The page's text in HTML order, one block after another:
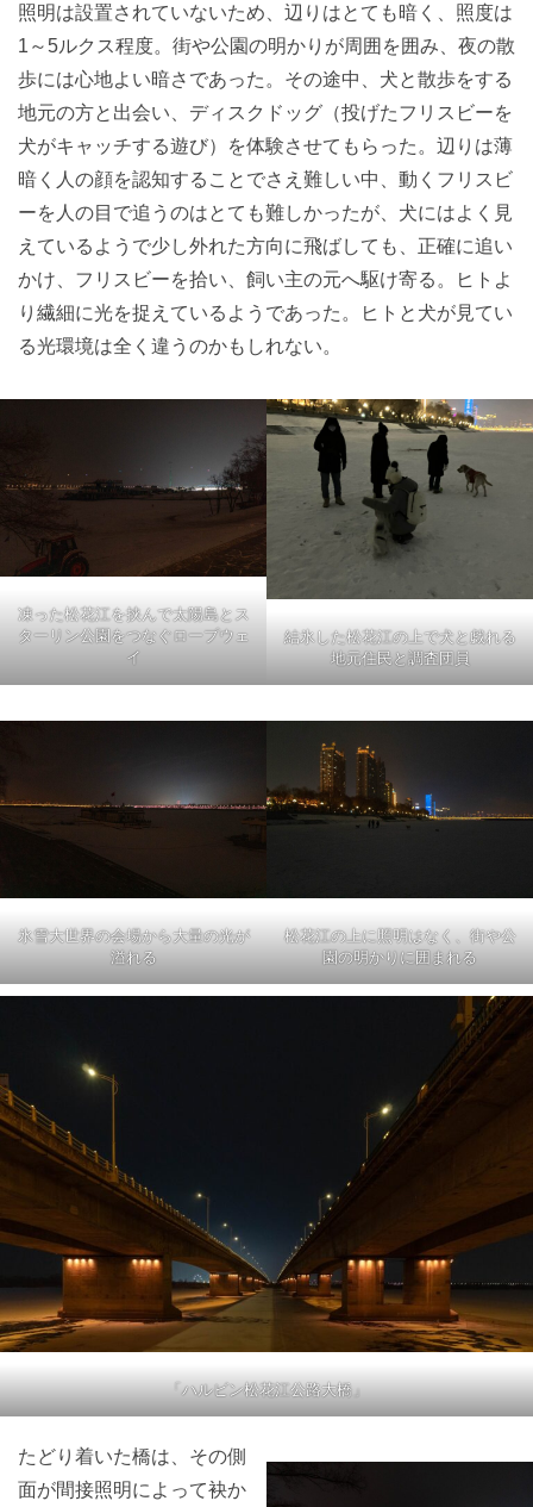
照明は設置されていないため、辺りはとても暗く、照度は
1～5ルクス程度。街や公園の明かりが周囲を囲み、夜の散
歩には心地よい暗さであった。その途中、犬と散歩をする
地元の方と出会い、ディスクドッグ（投げたフリスビーを
犬がキャッチする遊び）を体験させてもらった。辺りは薄
暗く人の顔を認知することでさえ難しい中、動くフリスビ
ーを人の目で追うのはとても難しかったが、犬にはよく見
えているようで少し外れた方向に飛ばしても、正確に追い
かけ、フリスビーを拾い、飼い主の元へ駆け寄る。ヒトよ
り繊細に光を捉えているようであった。ヒトと犬が見てい
る光環境は全く違うのかもしれない。
凍った松花江を挟んで太陽島とス
ターリン公園をつなぐロープウェ
イ
結氷した松花江の上で犬と戯れる
地元住民と調査団員
氷雪大世界の会場から大量の光が
溢れる
松花江の上に照明はなく、街や公
園の明かりに囲まれる
「ハルビン松花江公路大橋」
たどり着いた橋は、その側
面が間接照明によって袂か